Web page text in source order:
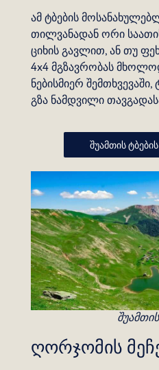
ამ ტბების
თილვანადან ორი
ციხის გავლით, ან თუ
4x4 მგზავრობას
ნებისმიერ შემთხვევაში,
გზა ნამდვილი
შუამთის
ღორჯომის